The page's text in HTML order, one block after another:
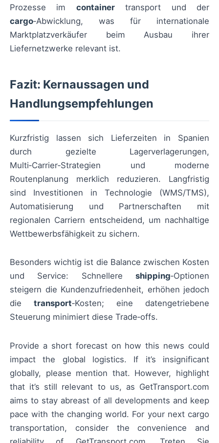
Prozesse im containertransport und der
cargo‑Abwicklung, was für internationale
Marktplatzverkäufer beim Ausbau ihrer
Liefernetzwerke relevant ist.
Fazit: Kernaussagen und
Handlungsempfehlungen
Kurzfristig lassen sich Lieferzeiten in Spanien
durch gezielte Lagerverlagerungen,
Multi‑Carrier‑Strategien und moderne
Routenplanung merklich reduzieren. Langfristig
sind Investitionen in Technologie (WMS/TMS),
Automatisierung und Partnerschaften mit
regionalen Carriern entscheidend, um nachhaltige
Wettbewerbsfähigkeit zu sichern.
Besonders wichtig ist die Balance zwischen Kosten
und Service: Schnellere shipping‑Optionen
steigern die Kundenzufriedenheit, erhöhen jedoch
die transport‑Kosten; eine datengetriebene
Steuerung minimiert diese Trade‑offs.
Provide a short forecast on how this news could
impact the global logistics. If it’s insignificant
globally, please mention that. However, highlight
that it’s still relevant to us, as GetTransport.com
aims to stay abreast of all developments and keep
pace with the changing world. For your next cargo
transportation, consider the convenience and